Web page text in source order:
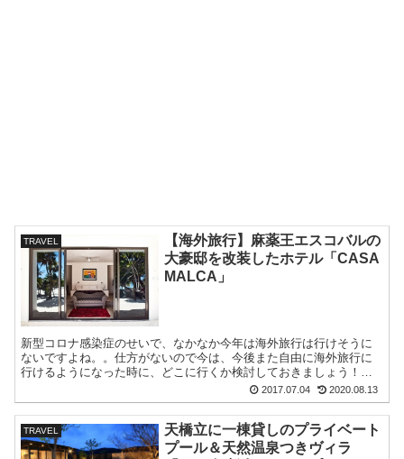
TRAVEL
【海外旅行】麻薬王エスコバルの
大豪邸を改装したホテル「CASA
MALCA」
新型コロナ感染症のせいで、なかなか今年は海外旅行は行けそうに
ないですよね。。仕方がないので今は、今後また自由に海外旅行に
行けるようになった時に、どこに行くか検討しておきましょう！検
2017.07.04 2020.08.13
TRAVEL
天橋立に一棟貸しのプライベート
プール＆天然温泉つきヴィラ